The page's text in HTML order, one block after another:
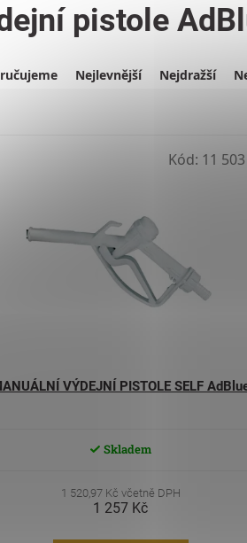
pistole
produktů
produktů
Nejlevnější Nejdražší
VÝDEJNÍ PISTOLE SELF
Skladem
1 520,97 Kč včetně DPH
1 257 Kč
Kód: 11 503